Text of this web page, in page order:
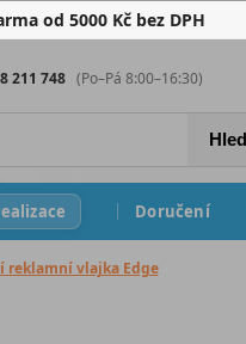
od 5000 Kč bez DPH
211 748 (Po–Pá 8:00–16:30)
Doručení
reklamní vlajka Edge